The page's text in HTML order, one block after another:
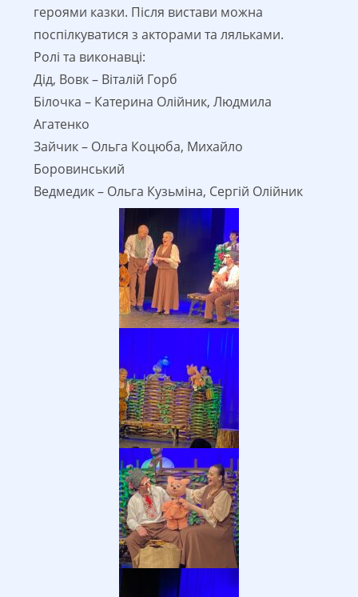
героями казки. Після вистави можна
поспілкуватися з акторами та ляльками.
Ролі та виконавці:
Дід, Вовк – Віталій Горб
Білочка – Катерина Олійник, Людмила
Агатенко
Зайчик – Ольга Коцюба, Михайло
Боровинський
Ведмедик – Ольга Кузьміна, Сергій Олійник